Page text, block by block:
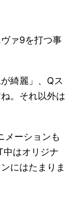
ァ9を打つ事
綺麗」、Qス
。それ以外は
メーションも
中はオリジナ
にはたまりま